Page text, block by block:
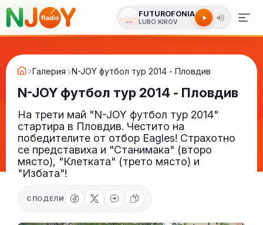
FUTUROFONIA
LUBO KIROV
Галерия N-JOY футбол тур 2014 - Пловдив
N-JOY футбол тур 2014 - Пловдив
На трети май "N-JOY футбол тур 2014"
стартира в Пловдив. Честито на
победителите от отбор Eagles! Страхотно
се представиха и "Станимaка" (второ
място), "Клетката" (трето място) и
"Избата"!
СПОДЕЛИ